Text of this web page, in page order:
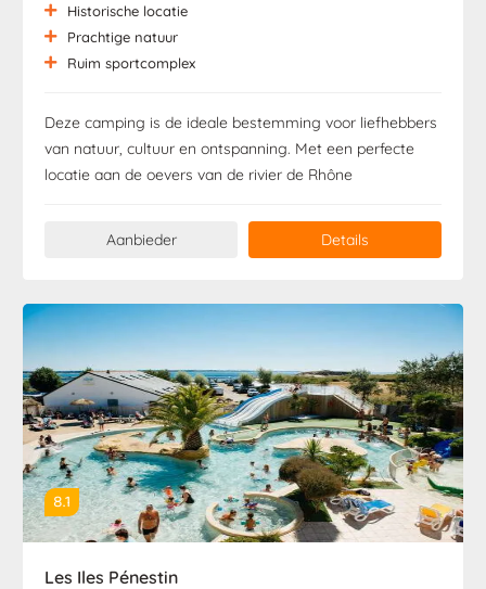
Historische locatie
Prachtige natuur
Ruim sportcomplex
Deze camping is de ideale bestemming voor liefhebbers
van natuur, cultuur en ontspanning. Met een perfecte
locatie aan de oevers van de rivier de Rhône
Aanbieder Details
8.1
Les Iles Pénestin